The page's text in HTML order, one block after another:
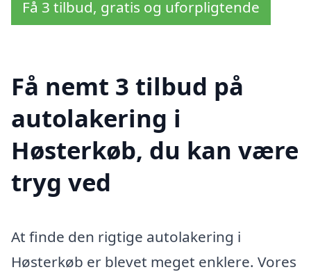
Få 3 tilbud, gratis og uforpligtende
Få nemt 3 tilbud på
autolakering i
Høsterkøb, du kan være
tryg ved
At finde den rigtige autolakering i
Høsterkøb er blevet meget enklere. Vores